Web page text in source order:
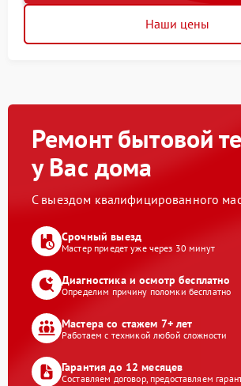
Наши цены
Ремонт бытовой
у Вас дома
С выездом квалифицированного
Срочный выезд
Мастер приедет уже через 30 минут
Диагностика и осмотр бесплатно
Определим причину поломки бесплатно
Мастера со стажем 7+ лет
Работаем с техникой любой сложности
Гарантия до 12 месяцев
Составляем договор, предоставляем